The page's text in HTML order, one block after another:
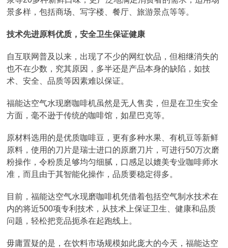
景多样，包括商场、写字楼、餐厅、旅游景点等等。
技术先进原料优质，安全卫生保证健康
自互联网普及以来，出现了不少的网红饮品，但相继消失的
也不在少数，究其原因，多半还是产品本身的缺陷，如技
术、安全、品质等因素难以保证。
福能达空气水现磨咖啡机虽然是无人售卖，但是在卫生安全
方面，毫不逊于传统的咖啡馆，如星巴克等。
原材料选用的是优质咖啡豆，更有多种水果、有机豆等新鲜
原料，使用的刀片是瑞士进口的原磨刀片，可进行50万次磨
粉操作，令粉质足够均匀细腻，口感足以媲美专业咖啡师水
准，而且由于其智能化操作，品质要稳定得多。
目前，福能达空气水现磨咖啡机凭借着包括空气制水技术在
内的将近500项专利技术，从技术上保证卫生、健康和品质
问题，轻松把竞品扼杀在起跑线上。
毋庸置疑的是，在饮料市场规模如此庞大的今天，福能达空